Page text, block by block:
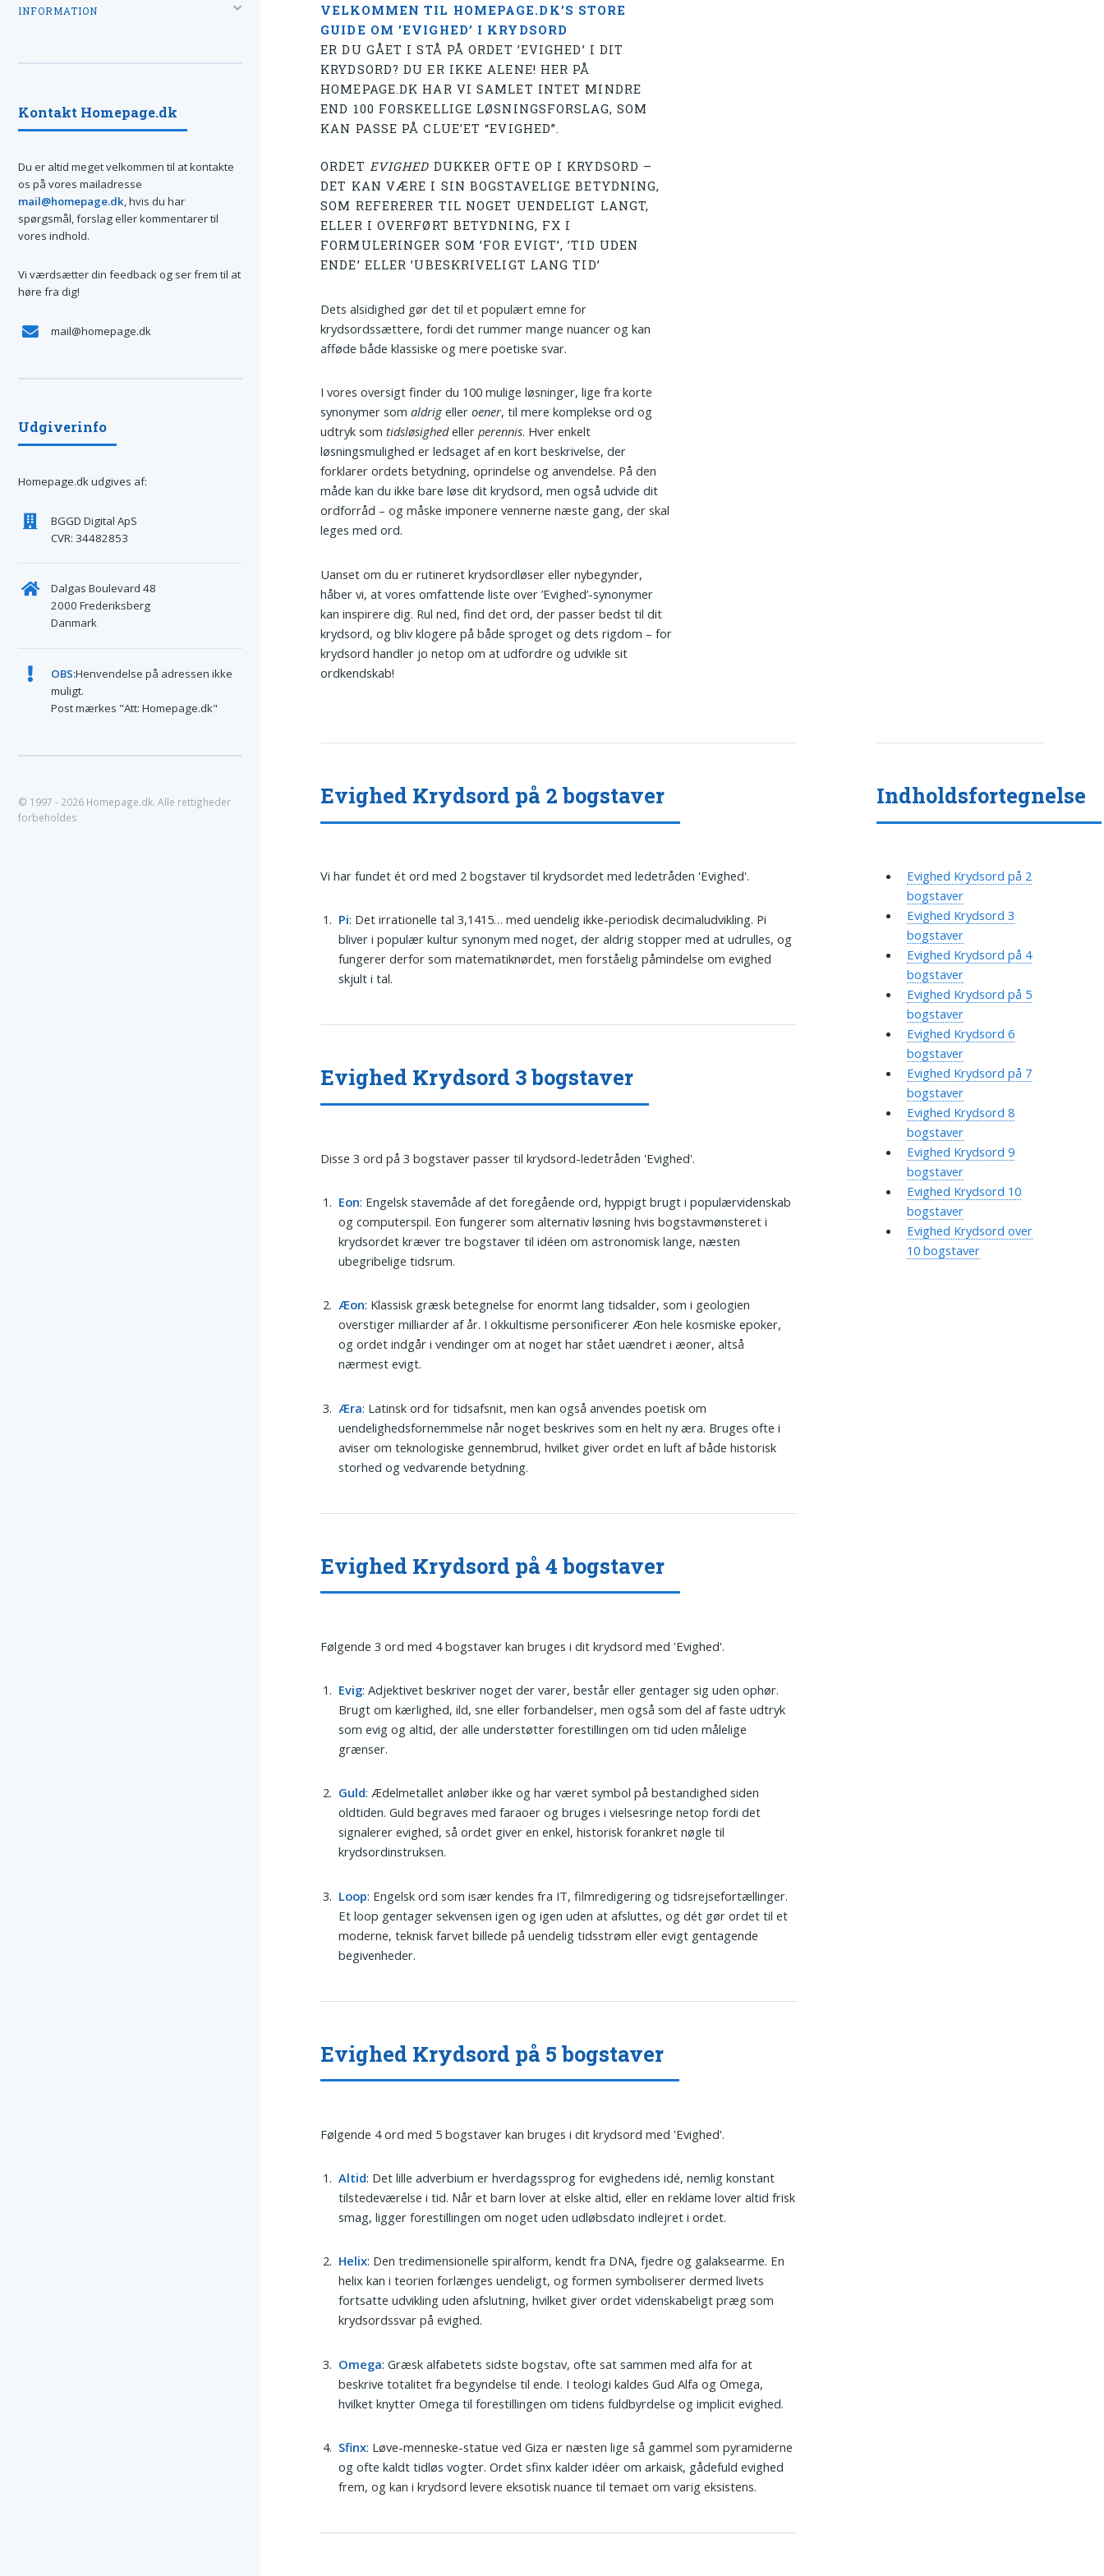
VELKOMMEN TIL HOMEPAGE.DK’S STORE
GUIDE OM ’EVIGHED’ I KRYDSORD
ER DU GÅET I STÅ PÅ ORDET ’EVIGHED’ I DIT
KRYDSORD? DU ER IKKE ALENE! HER PÅ
HOMEPAGE.DK HAR VI SAMLET INTET MINDRE
END 100 FORSKELLIGE LØSNINGSFORSLAG, SOM
KAN PASSE PÅ CLUE’ET “EVIGHED”.
ORDET EVIGHED DUKKER OFTE OP I KRYDSORD –
DET KAN VÆRE I SIN BOGSTAVELIGE BETYDNING,
SOM REFERERER TIL NOGET UENDELIGT LANGT,
ELLER I OVERFØRT BETYDNING, FX I
FORMULERINGER SOM ’FOR EVIGT’, ’TID UDEN
ENDE’ ELLER ’UBESKRIVELIGT LANG TID’
Dets alsidighed gør det til et populært emne for
krydsordssættere, fordi det rummer mange nuancer og kan
afføde både klassiske og mere poetiske svar.
I vores oversigt finder du 100 mulige løsninger, lige fra korte
synonymer somaldrig elleroener, til mere komplekse ord og
udtryk somtidsløsighedellerperennis. Hver enkelt
løsningsmulighed er ledsaget af en kort beskrivelse, der
forklarer ordets betydning, oprindelse og anvendelse. På den
måde kan du ikke bare løse dit krydsord, men også udvide dit
ordforråd – og måske imponere vennerne næste gang, der skal
leges med ord.
Uanset om du er rutineret krydsordløser eller nybegynder,
håber vi, at vores omfattende liste over ’Evighed’-synonymer
kan inspirere dig. Rul ned, find det ord, der passer bedst til dit
krydsord, og bliv klogere på både sproget og dets rigdom – for
krydsord handler jo netop om at udfordre og udvikle sit
ordkendskab!
Evighed Krydsord på 2 bogstaver
Vi har fundet ét ord med 2 bogstaver til krydsordet med ledetråden 'Evighed'.
Pi: Det irrationelle tal 3,1415… med uendelig ikke-periodisk decimaludvikling. Pi
bliver i populær kultur synonym med noget, der aldrig stopper med at udrulles, og
fungerer derfor som matematiknørdet, men forståelig påmindelse om evighed
skjult i tal.
Evighed Krydsord 3 bogstaver
Disse 3 ord på 3 bogstaver passer til krydsord-ledetråden 'Evighed'.
Eon: Engelsk stavemåde af det foregående ord, hyppigt brugt i populærvidenskab
og computerspil. Eon fungerer som alternativ løsning hvis bogstavmønsteret i
krydsordet kræver tre bogstaver til idéen om astronomisk lange, næsten
ubegribelige tidsrum.
Æon: Klassisk græsk betegnelse for enormt lang tidsalder, som i geologien
overstiger milliarder af år. I okkultisme personificerer Æon hele kosmiske epoker,
og ordet indgår i vendinger om at noget har stået uændret i æoner, altså
nærmest evigt.
Æra: Latinsk ord for tidsafsnit, men kan også anvendes poetisk om
uendelighedsfornemmelse når noget beskrives som en helt ny æra. Bruges ofte i
aviser om teknologiske gennembrud, hvilket giver ordet en luft af både historisk
storhed og vedvarende betydning.
Evighed Krydsord på 4 bogstaver
Følgende 3 ord med 4 bogstaver kan bruges i dit krydsord med 'Evighed'.
Evig: Adjektivet beskriver noget der varer, består eller gentager sig uden ophør.
Brugt om kærlighed, ild, sne eller forbandelser, men også som del af faste udtryk
som evig og altid, der alle understøtter forestillingen om tid uden målelige
grænser.
Guld: Ædelmetallet anløber ikke og har været symbol på bestandighed siden
oldtiden. Guld begraves med faraoer og bruges i vielsesringe netop fordi det
signalerer evighed, så ordet giver en enkel, historisk forankret nøgle til
krydsordinstruksen.
Loop: Engelsk ord som især kendes fra IT, filmredigering og tidsrejsefortællinger.
Et loop gentager sekvensen igen og igen uden at afsluttes, og dét gør ordet til et
moderne, teknisk farvet billede på uendelig tidsstrøm eller evigt gentagende
begivenheder.
Evighed Krydsord på 5 bogstaver
Følgende 4 ord med 5 bogstaver kan bruges i dit krydsord med 'Evighed'.
Altid: Det lille adverbium er hverdagssprog for evighedens idé, nemlig konstant
tilstedeværelse i tid. Når et barn lover at elske altid, eller en reklame lover altid frisk
smag, ligger forestillingen om noget uden udløbsdato indlejret i ordet.
Helix: Den tredimensionelle spiralform, kendt fra DNA, fjedre og galaksearme. En
helix kan i teorien forlænges uendeligt, og formen symboliserer dermed livets
fortsatte udvikling uden afslutning, hvilket giver ordet videnskabeligt præg som
krydsordssvar på evighed.
Omega: Græsk alfabetets sidste bogstav, ofte sat sammen med alfa for at
beskrive totalitet fra begyndelse til ende. I teologi kaldes Gud Alfa og Omega,
hvilket knytter Omega til forestillingen om tidens fuldbyrdelse og implicit evighed.
Sfinx: Løve-menneske-statue ved Giza er næsten lige så gammel som pyramiderne
og ofte kaldt tidløs vogter. Ordet sfinx kalder idéer om arkaisk, gådefuld evighed
frem, og kan i krydsord levere eksotisk nuance til temaet om varig eksistens.
Indholdsfortegnelse
Evighed Krydsord på 2
bogstaver
Evighed Krydsord 3
bogstaver
Evighed Krydsord på 4
bogstaver
Evighed Krydsord på 5
bogstaver
Evighed Krydsord 6
bogstaver
Evighed Krydsord på 7
bogstaver
Evighed Krydsord 8
bogstaver
Evighed Krydsord 9
bogstaver
Evighed Krydsord 10
bogstaver
Evighed Krydsord over
10 bogstaver
INFORMATION
Kontakt Homepage.dk
Du er altid meget velkommen til at kontakte
os på vores mailadresse
mail@homepage.dk, hvis du har
spørgsmål, forslag eller kommentarer til
vores indhold.
Vi værdsætter din feedback og ser frem til at
høre fra dig!
mail@homepage.dk
Udgiverinfo
Homepage.dk udgives af:
BGGD Digital ApS
CVR: 34482853
Dalgas Boulevard 48
2000 Frederiksberg
Danmark
OBS:Henvendelse på adressen ikke
muligt.
Post mærkes "Att: Homepage.dk"
© 1997 - 2026 Homepage.dk. Alle rettigheder
forbeholdes